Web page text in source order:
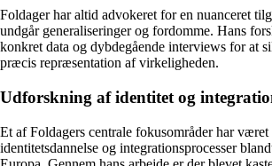
Foldager har altid advokeret for en nuanceret
undgår generaliseringer og fordomme. Hans
konkret data og dybdegående interviews for at
præcis repræsentation af virkeligheden.
Udforskning af identitet og
Et af Foldagers centrale fokusområder har
identitetsdannelse og integrationsprocesser